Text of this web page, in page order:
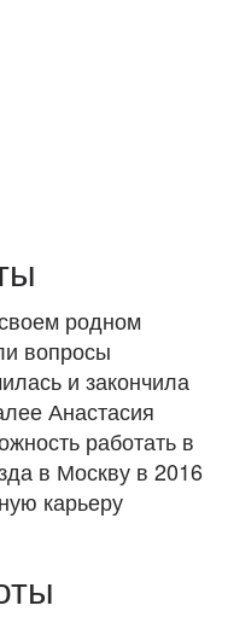
родном
вопросы
и закончила
Анастасия
работать в
в Москву в 2016
карьеру